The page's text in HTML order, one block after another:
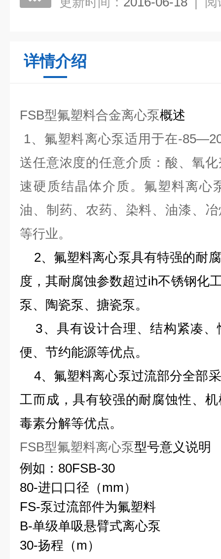
详情介绍
FSB型氟塑料合金离心泵概述
1、氟塑料离心泵适用于在-
送任意浓度的任意介质：酸、氧
速硬质结晶体介质。 氟塑料离心
油、制药、农药、染料、油漆、
等行业。
2、 氟塑料离心泵具有特强的耐
度，其耐腐蚀参数超过ih不锈钢化
泵、陶瓷泵、搪瓷泵。
3、具有设计合理、结构紧凑、
便、节约能源等优点。
4、 氟塑料离心泵过流部分全部
工而成，具有较强的耐腐蚀性、
毒素分解等优点。
FSB型氟塑料离心泵型号意义说明
例如：80FSB-30
80-进口口径（mm）
FS-泵过流部件为氟塑料
B-单级单吸悬臂式离心泵
30-扬程（m）